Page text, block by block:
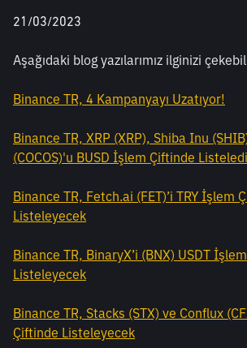
21/03/2023
Aşağıdaki blog yazılarımız ilginizi
Binance TR, 4 Kampanyayı Uzatıyor!
Binance TR, XRP (XRP), Shiba Inu
(COCOS)'u BUSD İşlem Çiftinde Listeledi
Binance TR, Fetch.ai (FET)’i TRY İşlem
Listeleyecek
Binance TR, BinaryX’i (BNX) USDT
Listeleyecek
Binance TR, Stacks (STX) ve Conflux
Çiftinde Listeleyecek